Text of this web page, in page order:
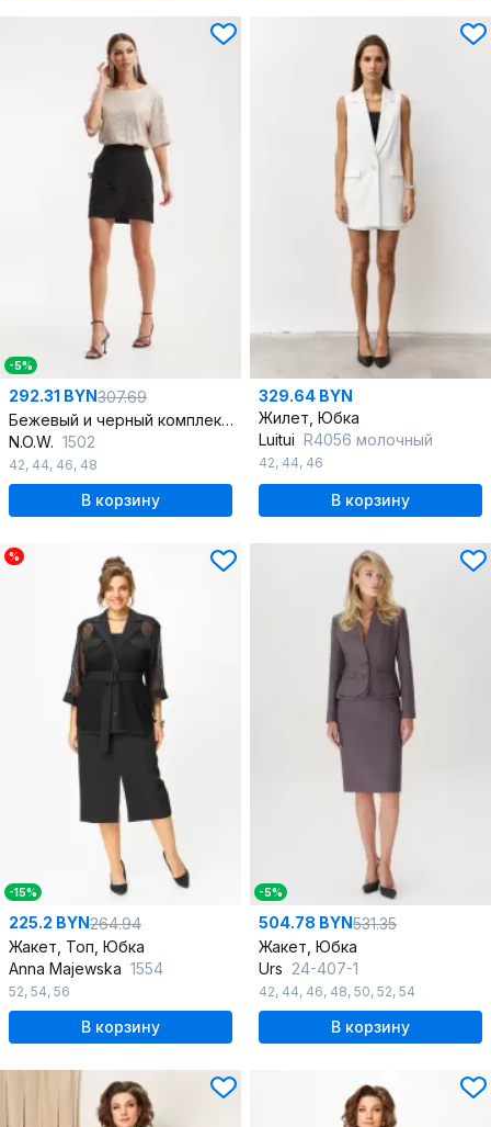
-5%
292.31 BYN307.69
Бежевый и черный комплект блуза и юбка с пайетками
N.O.W. 1502
42, 44, 46, 48
В корзину
329.64 BYN
Жилет, Юбка
Luitui R4056 молочный
42, 44, 46
В корзину
%
-15%
225.2 BYN264.94
Жакет, Топ, Юбка
Anna Majewska 1554
52, 54, 56
В корзину
-5%
504.78 BYN531.35
Жакет, Юбка
Urs 24-407-1
42, 44, 46, 48, 50, 52, 54
В корзину